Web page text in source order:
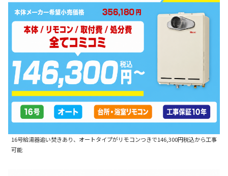
16号給湯器追い焚きあり、オートタイプがリモコンつきで146,300円税込から工事
可能